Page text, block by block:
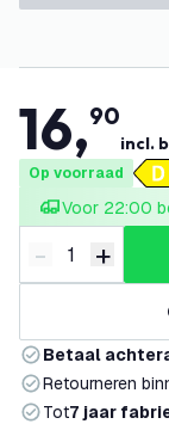
16,90
incl.
Op voorraad
Voor 22:00
Verminder
- +
Betaal
Retourneren
Tot7 jaar